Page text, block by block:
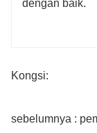
dengan baik.
Kongsi:
sebelumnya :